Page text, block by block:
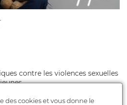
contre les violences sexuelles
des cookies et vous donne le